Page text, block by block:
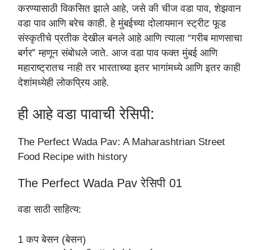
करण्यासाठी विकसित झाले आहे, जसे की चीज वडा पाव, शेझवान
वडा पाव आणि बरेच काही. हे मुंबईच्या दोलायमान स्ट्रीट फूड
संस्कृतीचे प्रतीक देखील बनले आहे आणि त्याला “गरीब माणसाचा
बर्गर” म्हणून संबोधले जाते. आज वडा पाव फक्त मुंबई आणि
महाराष्ट्रातच नाही तर भारताच्या इतर भागांमध्ये आणि इतर काही
देशांमध्येही लोकप्रिय आहे.
ही आहे वडा पावाची रेसिपी:
The Perfect Wada Pav: A Maharashtrian Street
Food Recipe with history
The Perfect Wada Pav रेसिपी 01
वडा साठी साहित्य:
1 कप बेसन (बेसन)